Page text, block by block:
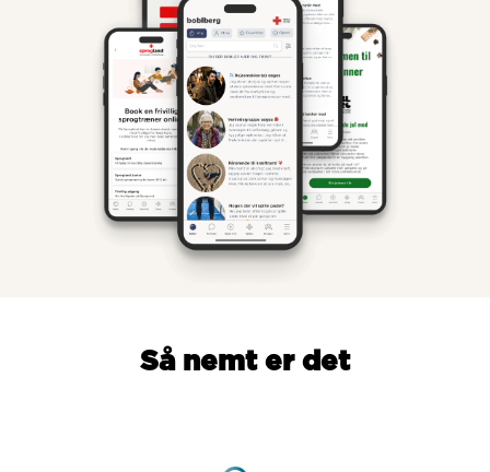
Så nemt er det